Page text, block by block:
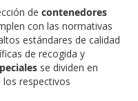
de contenedores
con las normativas
estándares de calidad
de recogida y
se dividen en
respectivos